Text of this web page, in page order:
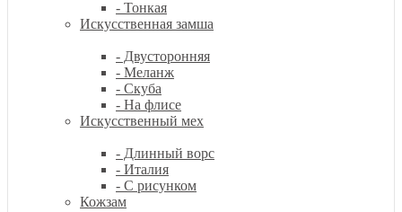
- Тонкая
Искусственная замша
- Двусторонняя
- Меланж
- Скуба
- На флисе
Искусственный мех
- Длинный ворс
- Италия
- С рисунком
Кожзам